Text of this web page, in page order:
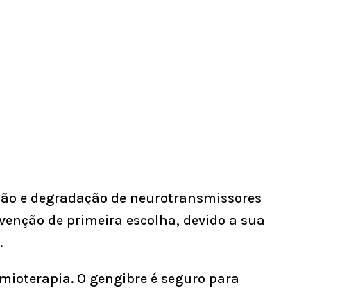
e degradação de neurotransmissores
de primeira escolha, devido a sua
O gengibre é seguro para